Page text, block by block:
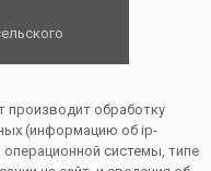
производит обработку
(информацию об ip-
системы, типе